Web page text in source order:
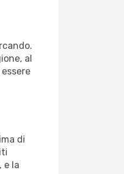
al
di
e la